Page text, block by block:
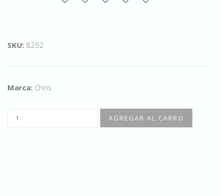
SKU: 8252
Marca: Chris